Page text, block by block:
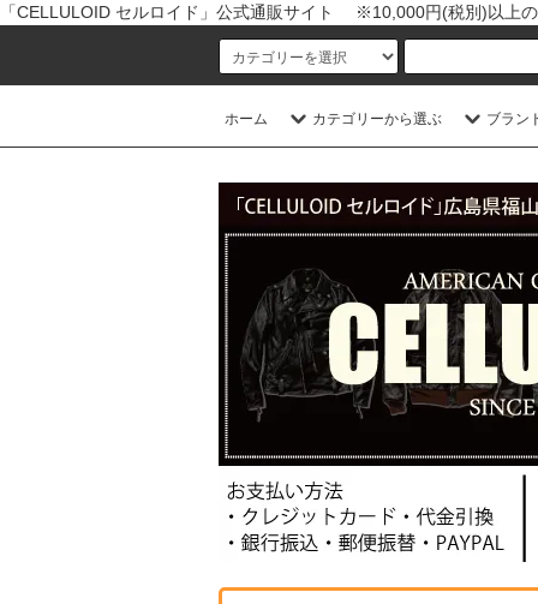
「CELLULOID セルロイド」公式通販サイト ※10,000円(税別)以上
ホーム カテゴリーから選ぶ ブラン